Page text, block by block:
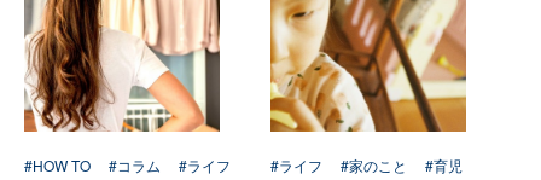
#HOW TO #コラム #ライフ #ライフ #家のこと #育児